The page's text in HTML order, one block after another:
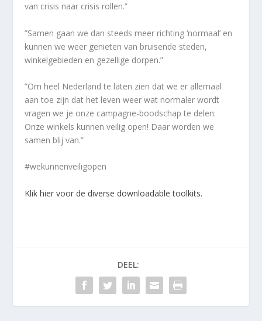
van crisis naar crisis rollen.”
”Samen gaan we dan steeds meer richting ‘normaal’ en
kunnen we weer genieten van bruisende steden,
winkelgebieden en gezellige dorpen.”
”Om heel Nederland te laten zien dat we er allemaal
aan toe zijn dat het leven weer wat normaler wordt
vragen we je onze campagne-boodschap te delen:
Onze winkels kunnen veilig open! Daar worden we
samen blij van.”
#wekunnenveiligopen
Klik hier voor de diverse downloadable toolkits.
DEEL: